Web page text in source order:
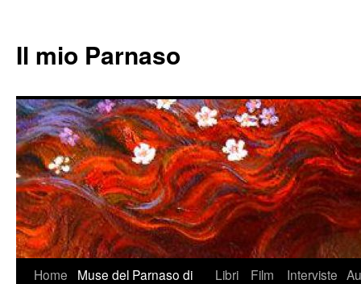
Il mio Parnaso
VaiHome
Muse del Parnaso di
Libri Film Interviste